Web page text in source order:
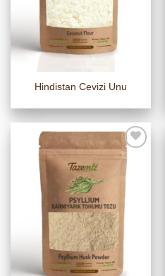
Hindistan Cevizi Unu